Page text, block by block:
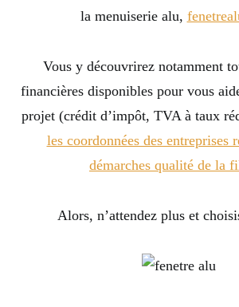
la menuiserie alu,
Vous y découvrirez notamment
financières disponibles pour vous
projet (crédit d’impôt, TVA à taux
les coordonnées des entreprises
démarches qualité de la
Alors, n’attendez plus et